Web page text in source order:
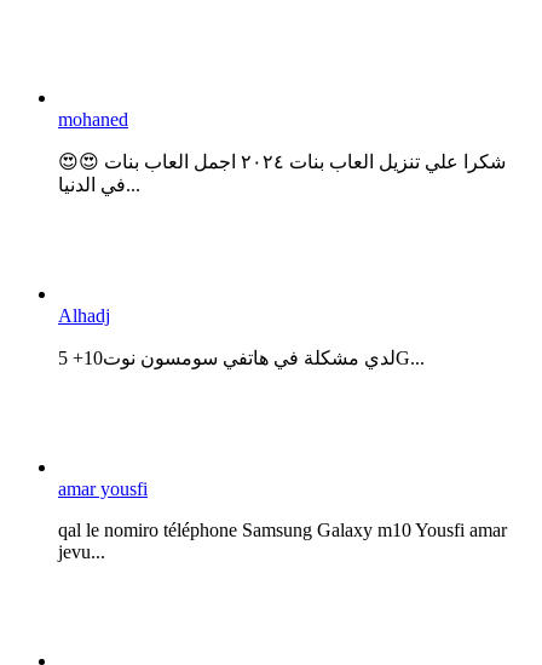
mohaned
😍😍 شكرا علي تنزيل العاب بنات ٢٠٢٤ اجمل العاب بنات
في الدنيا...
Alhadj
لدي مشكلة في هاتفي سومسون نوت10+ 5G...
amar yousfi
qal le nomiro téléphone Samsung Galaxy m10 Yousfi amar
jevu...